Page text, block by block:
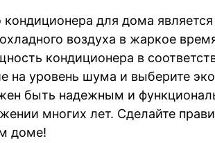
кондиционера для дома
воздуха в жаркое
кондиционера в
на уровень шума и выберите
быть надежным и
многих лет. Сделайте
доме!